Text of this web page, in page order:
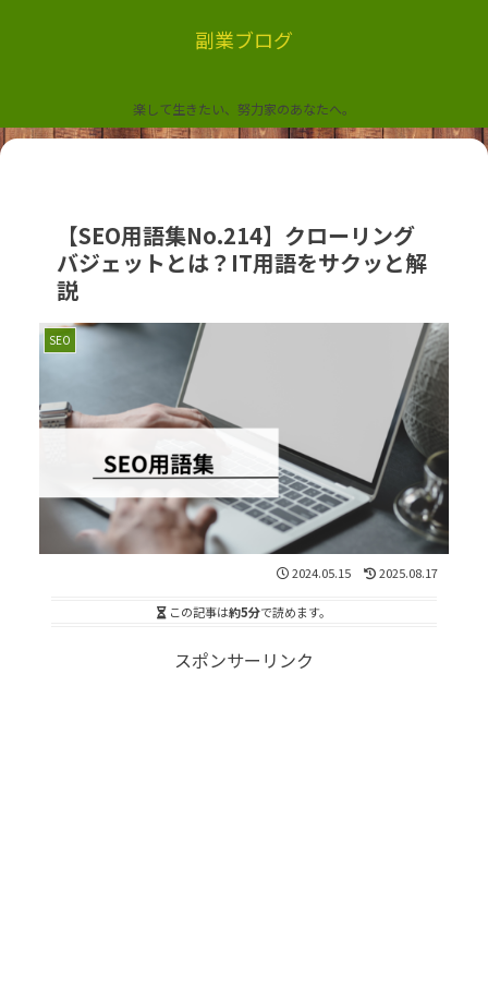
副業ブログ
楽して生きたい、努力家のあなたへ。
【SEO用語集No.214】クローリング
バジェットとは？IT用語をサクッと解
説
SEO
2024.05.15 2025.08.17
この記事は約5分で読めます。
スポンサーリンク